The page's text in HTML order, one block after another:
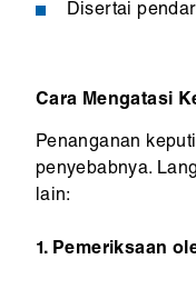
Disertai
Cara Mengatasi
Penanganan
penyebabnya.
lain:
1. Pemeriksaan